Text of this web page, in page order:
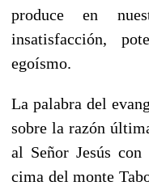
produce en
insatisfacción,
egoísmo.
La palabra del
sobre la razón
al Señor Jesús
cima del monte